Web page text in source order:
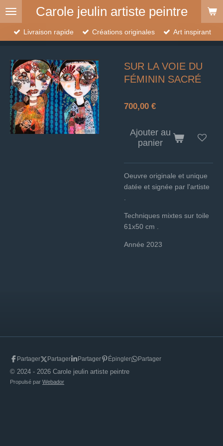
Passer
contenu
principal
Carole jeulin artiste peintre
Livraison rapide Créations originales Art inspirant
SUR LA VOIE DU
FÉMININ SACRÉ
700,00 €
Ajouter au
panier
Oeuvre originale et unique
datée et signée par l'artiste
.
Techniques mixtes sur toile
61x50 cm .
Année 2023
Partager Partager Partager Épingler Partager
© 2024 - 2026 Carole jeulin artiste peintre
Propulsé par Webador